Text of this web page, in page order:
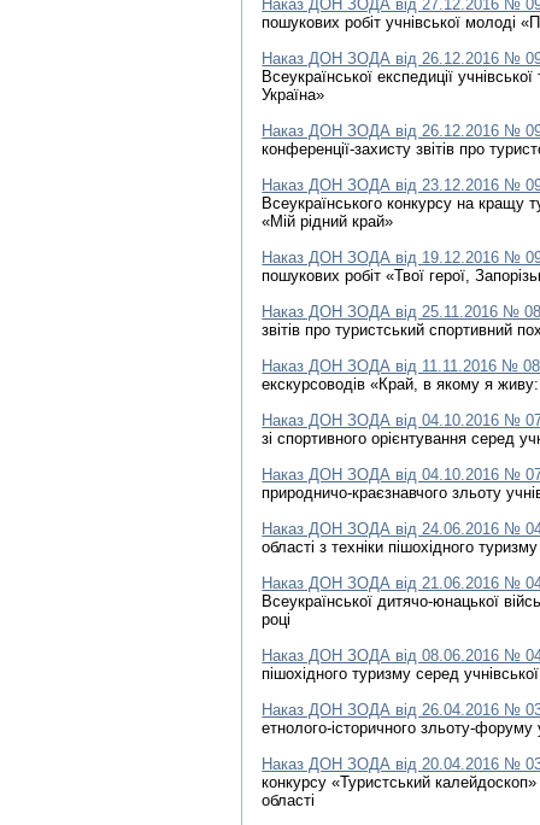
Наказ ДОН ЗОДА від 27.12.2016 №
пошукових робіт учнівської молоді
Наказ ДОН ЗОДА від 26.12.2016 №
Всеукраїнської експедиції
Україна»
Наказ ДОН ЗОДА від 26.12.2016 №
конференції-захисту звітів про
Наказ ДОН ЗОДА від 23.12.2016 №
Всеукраїнського конкурсу на кращу
«Мій рідний край»
Наказ ДОН ЗОДА від 19.12.2016 №
пошукових робіт «Твої герої,
Наказ ДОН ЗОДА від 25.11.2016 №
звітів про туристський спортивний
Наказ ДОН ЗОДА від 11.11.2016 №
екскурсоводів «Край, в якому я
Наказ ДОН ЗОДА від 04.10.2016 №
зі спортивного орієнтування серед
Наказ ДОН ЗОДА від 04.10.2016 №
природничо-краєзнавчого зльоту
Наказ ДОН ЗОДА від 24.06.2016 №
області з техніки пішохідного
Наказ ДОН ЗОДА від 21.06.2016 №
Всеукраїнської дитячо-юнацької
році
Наказ ДОН ЗОДА від 08.06.2016 №
пішохідного туризму серед
Наказ ДОН ЗОДА від 26.04.2016 №
етнолого-історичного зльоту-
Наказ ДОН ЗОДА від 20.04.2016 №
конкурсу «Туристський калейдоскоп»
області